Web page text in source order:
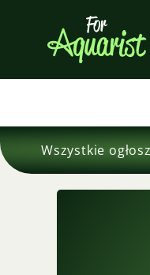
Wszystkie